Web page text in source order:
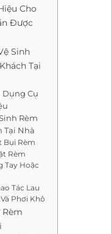
Cho
Được
Sinh
Tại
Dụng Cụ
Rèm
Tại Nhà
Bụi Rèm
Rèm
Tay Hoặc
Tác Lau
Phơi Khô
Rèm